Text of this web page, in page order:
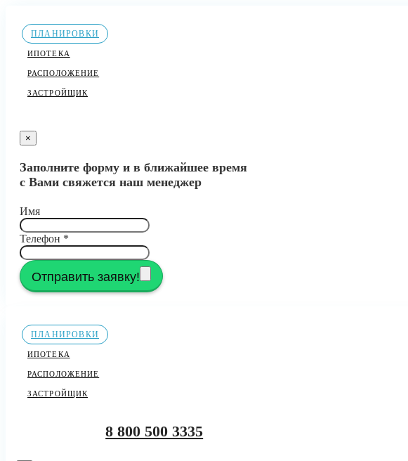
ПЛАНИРОВКИ
ИПОТЕКА
РАСПОЛОЖЕНИЕ
ЗАСТРОЙЩИК
×
Заполните форму и в ближайшее время
с Вами свяжется наш менеджер
Имя
Телефон *
Отправить заявку!
ПЛАНИРОВКИ
ИПОТЕКА
РАСПОЛОЖЕНИЕ
ЗАСТРОЙЩИК
8 800 500 3335